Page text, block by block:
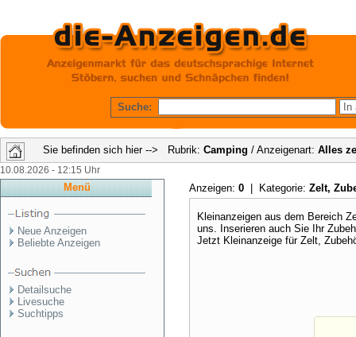
Suche:
Sie befinden sich hier --> Rubrik: Camping / Anzeigenart: Alles
10.08.2026 - 12:15 Uhr
Menü
Neue Anzeigen
Beliebte Anzeigen
Detailsuche
Livesuche
Suchtipps
Anzeigen: 0 | Kategorie: Zelt,
Kleinanzeigen aus dem Bereich
uns. Inserieren auch Sie Ihr
Jetzt Kleinanzeige für Zelt,